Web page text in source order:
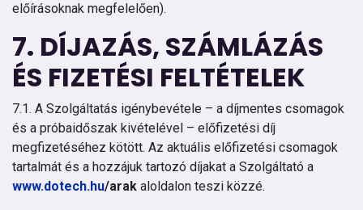
előírásoknak megfelelően).
7. DÍJAZÁS, SZÁMLÁZÁS
ÉS FIZETÉSI FELTÉTELEK
7.1. A Szolgáltatás igénybevétele – a díjmentes csomagok
és a próbaidőszak kivételével – előfizetési díj
megfizetéséhez kötött. Az aktuális előfizetési csomagok
tartalmát és a hozzájuk tartozó díjakat a Szolgáltató a
www.dotech.hu/arak aloldalon teszi közzé.